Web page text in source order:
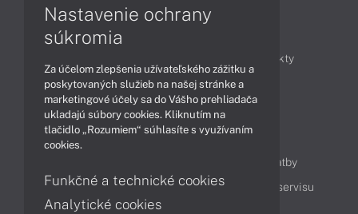
Produkty
Technológie
Videá
Obsah
Možnosti doručenia a platby
Podpora a servis
Servisné služby Cenník servisu
Nastavenie ochrany
súkromia
Za účelom zlepšenia užívateľského zážitku a
poskytovaných služieb na našej stránke a
marketingové účely sa do Vášho prehliadača
ukladajú súbory cookies. Kliknutím na
tlačidlo „Rozumiem“ súhlasíte s využívaním
cookies.
Funkčné a technické cookies
Analytické cookies